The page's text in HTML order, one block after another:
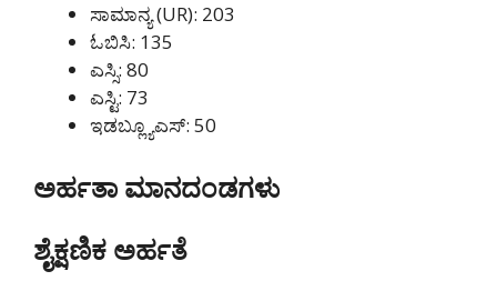
ಸಾಮಾನ್ಯ (UR): 203
ಓಬಿಸಿ: 135
ಎಸ್ಸಿ: 80
ಎಸ್ಟಿ: 73
ಇಡಬ್ಲ್ಯೂಎಸ್: 50
ಅರ್ಹತಾ ಮಾನದಂಡಗಳು
ಶೈಕ್ಷಣಿಕ ಅರ್ಹತೆ